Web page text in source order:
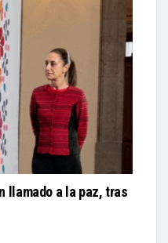
llamado a la paz, tras